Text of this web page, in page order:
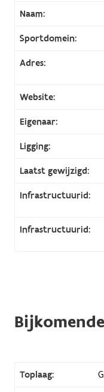
Naam:
Sportdomein:
Adres:
Website:
Eigenaar:
Ligging:
Laatst gewijzigd:
Infrastructuurid:
Infrastructuurid:
Toplaag: